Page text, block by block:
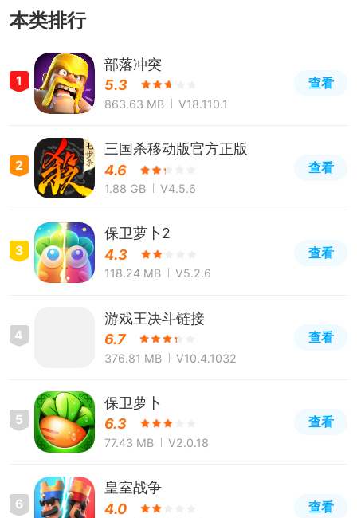
本类排行
1
部落冲突
5.3
863.63 MB V18.110.1
查看
2
三国杀移动版官方正版
4.6
1.88 GB V4.5.6
查看
3
保卫萝卜2
4.3
118.24 MB V5.2.6
查看
4
游戏王决斗链接
6.7
376.81 MB V10.4.1032
查看
5
保卫萝卜
6.3
77.43 MB V2.0.18
查看
6
皇室战争
4.0
查看